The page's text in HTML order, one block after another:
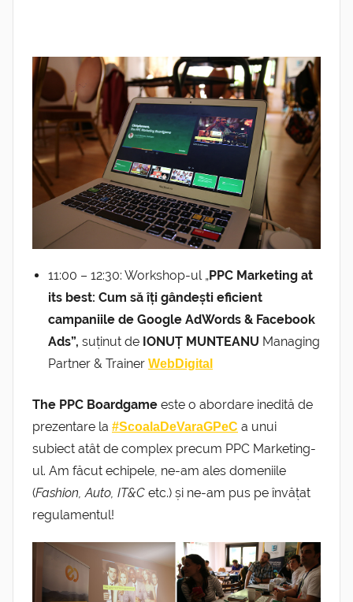
11:00 – 12:30: Workshop-ul „PPC Marketing at
its best: Cum să îți gândești eficient
campaniile de Google AdWords & Facebook
Ads”, suținut de IONUȚ MUNTEANU Managing
Partner & Trainer WebDigital
The PPC Boardgame este o abordare inedită de
prezentare la #ScoalaDeVaraGPeC a unui
subiect atât de complex precum PPC Marketing-
ul. Am făcut echipele, ne-am ales domeniile
(Fashion, Auto, IT&C etc.) și ne-am pus pe învățat
regulamentul!